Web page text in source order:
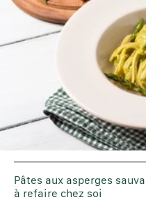
Pâtes aux asperges
à refaire chez soi